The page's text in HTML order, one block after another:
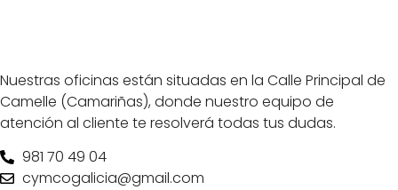
Nuestras oficinas están situadas en la Calle Principal de
Camelle (Camariñas), donde nuestro equipo de
atención al cliente te resolverá todas tus dudas.
981 70 49 04
cymcogalicia@gmail.com